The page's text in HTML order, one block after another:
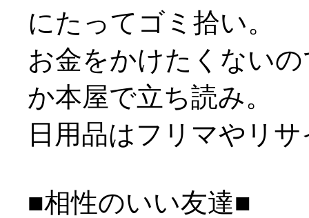
にたってゴミ拾い。
お金をかけたくない
か本屋で立ち読み。
日用品はフリマやリ
■相性のいい友達■